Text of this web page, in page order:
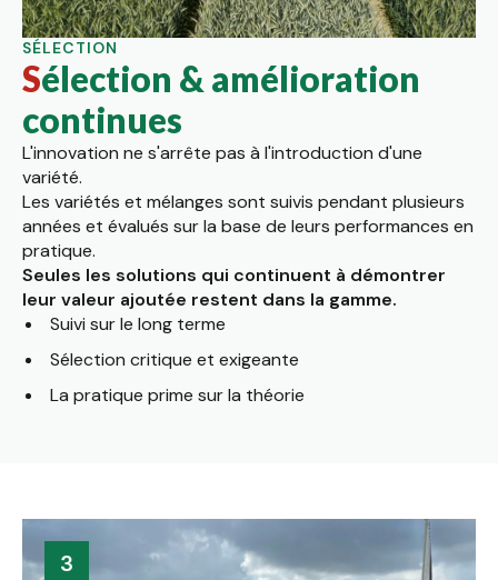
SÉLECTION
Sélection & amélioration
continues
L'innovation ne s'arrête pas à l'introduction d'une
variété.
Les variétés et mélanges sont suivis pendant plusieurs
années et évalués sur la base de leurs performances en
pratique.
Seules les solutions qui continuent à démontrer
leur valeur ajoutée restent dans la gamme.
Suivi sur le long terme
Sélection critique et exigeante
La pratique prime sur la théorie
3